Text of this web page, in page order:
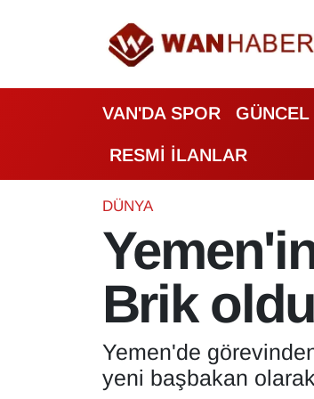
VAN'DA SPOR GÜNCEL
RESMİ İLANLAR
DÜNYA
Brik oldu
Yemen'de
yeni başbakan
ASAYİŞ
BİLİM VE TEKNOLOJİ
Biyografi
Bölge Haberleri
Deprem
Dernekler, Odalar
Van Nöbetçi Eczaneler
Van Hava Durumu
Van Namaz Vakitleri
Van Trafik Yoğunluk Haritası
Süper Lig Puan Durumu ve Fikstür
Tüm Manşetler
Son Dakika Haberleri
Haber Arşivi